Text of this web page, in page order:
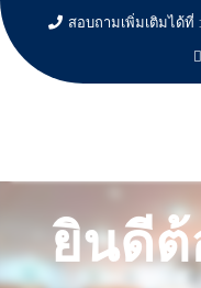
สอบถามเพิ่มเติมได้
ยินดีต้